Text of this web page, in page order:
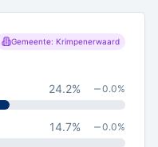
Gemeente: Krimpenerwaard
24.2% 0.0%
14.7% 0.0%